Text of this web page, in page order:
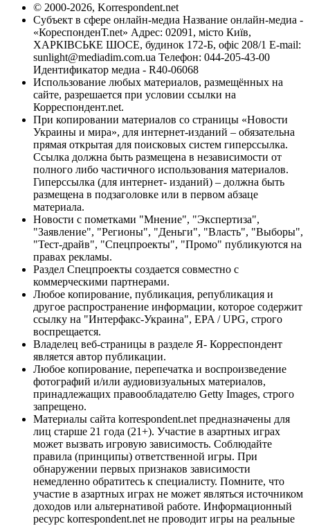
© 2000-2026, Korrespondent.net
Субъект в сфере онлайн-медиа Название онлайн-медиа -
«КореспонденТ.net» Адрес: 02091, місто Київ,
ХАРКІВСЬКЕ ШОСЕ, будинок 172-Б, офіс 208/1 E-mail:
sunlight@mediadim.com.ua Телефон: 044-205-43-00
Идентификатор медиа - R40-06068
Использование любых материалов, размещённых на
сайте, разрешается при условии ссылки на
Корреспондент.net.
При копировании материалов со страницы «Новости
Украины и мира», для интернет-изданий – обязательна
прямая открытая для поисковых систем гиперссылка.
Ссылка должна быть размещена в независимости от
полного либо частичного использования материалов.
Гиперссылка (для интернет- изданий) – должна быть
размещена в подзаголовке или в первом абзаце
материала.
Новости с пометками "Мнение", "Экспертиза",
"Заявление", "Регионы", "Деньги", "Власть", "Выборы",
"Тест-драйв", "Спецпроекты", "Промо" публикуются на
правах рекламы.
Раздел Спецпроекты создается совместно с
коммерческими партнерами.
Любое копирование, публикация, републикация и
другое распространение информации, которое содержит
ссылку на "Интерфакс-Украина", EPA / UPG, строго
воспрещается.
Владелец веб-страницы в разделе Я- Корреспондент
является автор публикации.
Любое копирование, перепечатка и воспроизведение
фотографий и/или аудиовизуальных материалов,
принадлежащих правообладателю Getty Images, строго
запрещено.
Материалы сайта korrespondent.net предназначены для
лиц старше 21 года (21+). Участие в азартных играх
может вызвать игровую зависимость. Соблюдайте
правила (принципы) ответственной игры. При
обнаружении первых признаков зависимости
немедленно обратитесь к специалисту. Помните, что
участие в азартных играх не может являться источником
доходов или альтернативой работе. Информационный
ресурс korrespondent.net не проводит игры на реальные